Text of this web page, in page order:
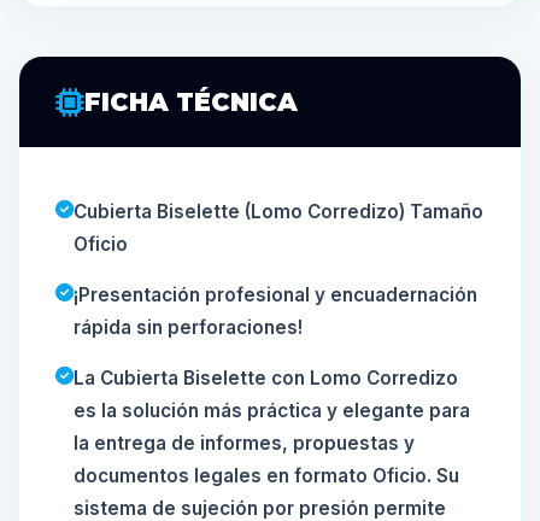
FICHA TÉCNICA
Cubierta Biselette (Lomo Corredizo) Tamaño
Oficio
¡Presentación profesional y encuadernación
rápida sin perforaciones!
La Cubierta Biselette con Lomo Corredizo
es la solución más práctica y elegante para
la entrega de informes, propuestas y
documentos legales en formato Oficio. Su
sistema de sujeción por presión permite